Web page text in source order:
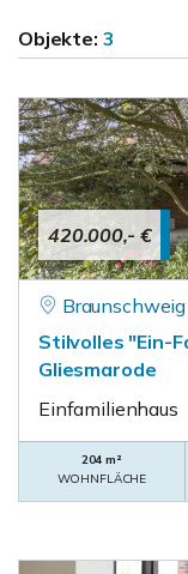
Objekte: 3
420.000,- €
Stilvolles "Ein-
Gliesmarode
Einfamilienhaus
204 m²
WOHNFLÄCHE